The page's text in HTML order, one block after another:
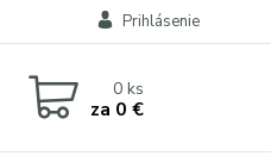
Prihlásenie
0ks
za 0 €